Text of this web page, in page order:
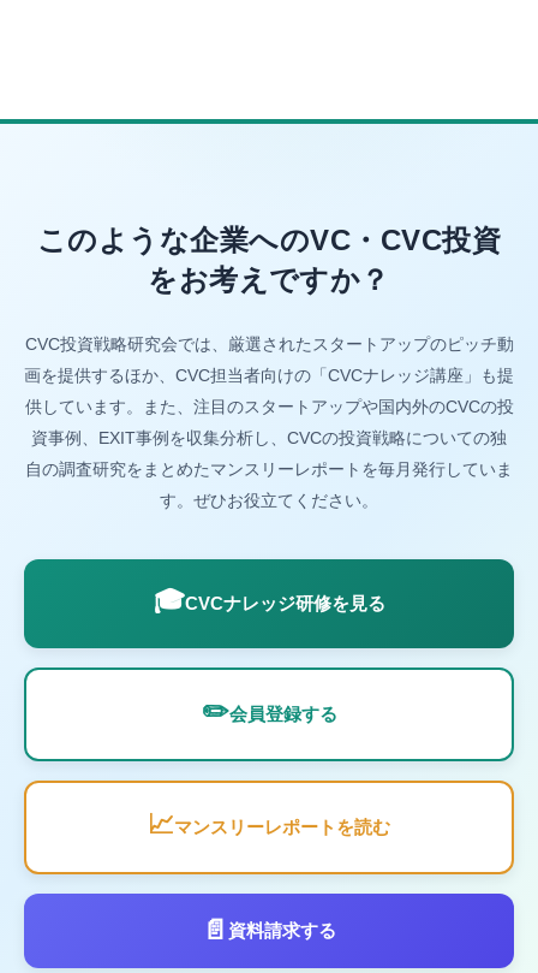
このような企業へのVC・CVC投資
をお考えですか？
CVC投資戦略研究会では、厳選されたスタートアップのピッチ動
画を提供するほか、CVC担当者向けの「CVCナレッジ講座」も提
供しています。また、注目のスタートアップや国内外のCVCの投
資事例、EXIT事例を収集分析し、CVCの投資戦略についての独
自の調査研究をまとめたマンスリーレポートを毎月発行していま
す。ぜひお役立てください。
🎓CVCナレッジ研修を見る
✏️会員登録する
📈マンスリーレポートを読む
📄 資料請求する